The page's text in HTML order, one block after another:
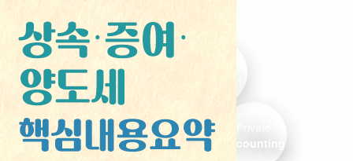
안락한
稅 計 財 經
안전한
회계보고서
안심인
안전한
안심인
세금신고서
안정된
경영자문서
안전한
회계보고서
경영자문서
Accounting